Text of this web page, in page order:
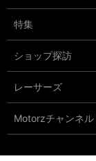
特集
ショップ探訪
レーサーズ
Motorzチャンネル